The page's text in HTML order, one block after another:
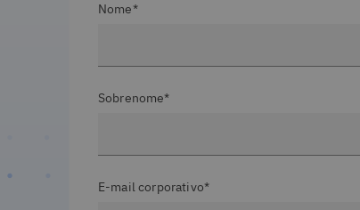
Nome*
Sobrenome*
E-mail corporativo*